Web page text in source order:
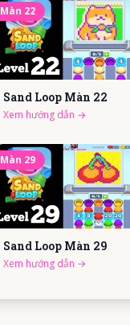
Màn 22
Sand Loop Màn 22
Xem hướng dẫn →
Màn 29
Sand Loop Màn 29
Xem hướng dẫn →